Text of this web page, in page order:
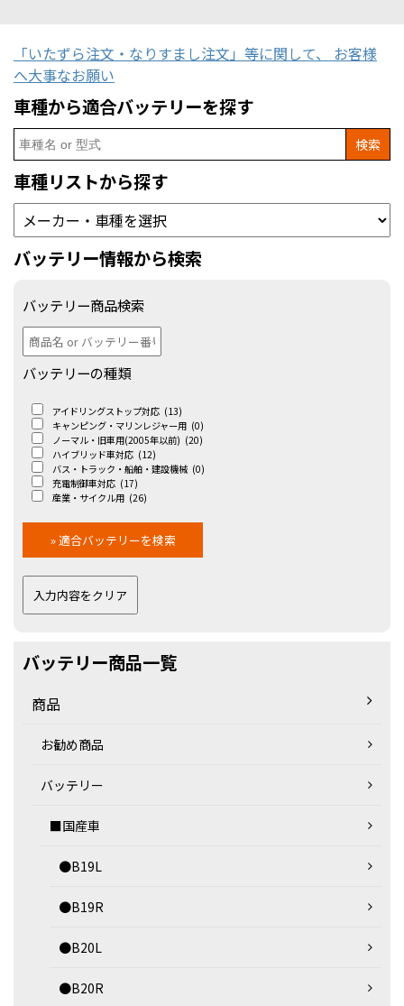
「いたずら注文・なりすまし注文」等に関して、 お客様
へ大事なお願い
車種から適合バッテリーを探す
Search
for:
車種リストから探す
バッテリー情報から検索
バッテリー商品検索
バッテリーの種類
アイドリングストップ対応 (13)
キャンピング・マリンレジャー用 (0)
ノーマル・旧車用(2005年以前) (20)
ハイブリッド車対応 (12)
バス・トラック・船舶・建設機械 (0)
充電制御車対応 (17)
産業・サイクル用 (26)
バッテリー商品一覧
商品
お勧め商品
バッテリー
■国産車
●B19L
●B19R
●B20L
●B20R